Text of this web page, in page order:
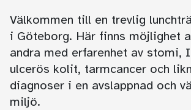
Välkommen till en trevlig
i Göteborg. Här finns möjlighet
andra med erfarenhet av stomi,
ulcerös kolit, tarmcancer och
diagnoser i en avslappnad och
miljö.